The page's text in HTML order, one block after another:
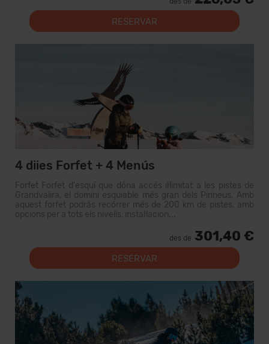
RESERVAR
4 diies Forfet + 4 Menús
Forfet Forfet d'esquí que dóna accés il·limitat a les pistes de
Grandvalira, el domini esquiable més gran dels Pirineus. Amb
aquest forfet podràs recórrer més de 200 km de pistes, amb
opcions per a tots els nivells, instal·lacion...
des de 301,40 €
RESERVAR